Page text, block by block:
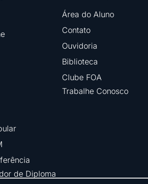
de Diploma
Área do Aluno
Contato
Ouvidoria
Biblioteca
Clube FOA
Trabalhe Conosco